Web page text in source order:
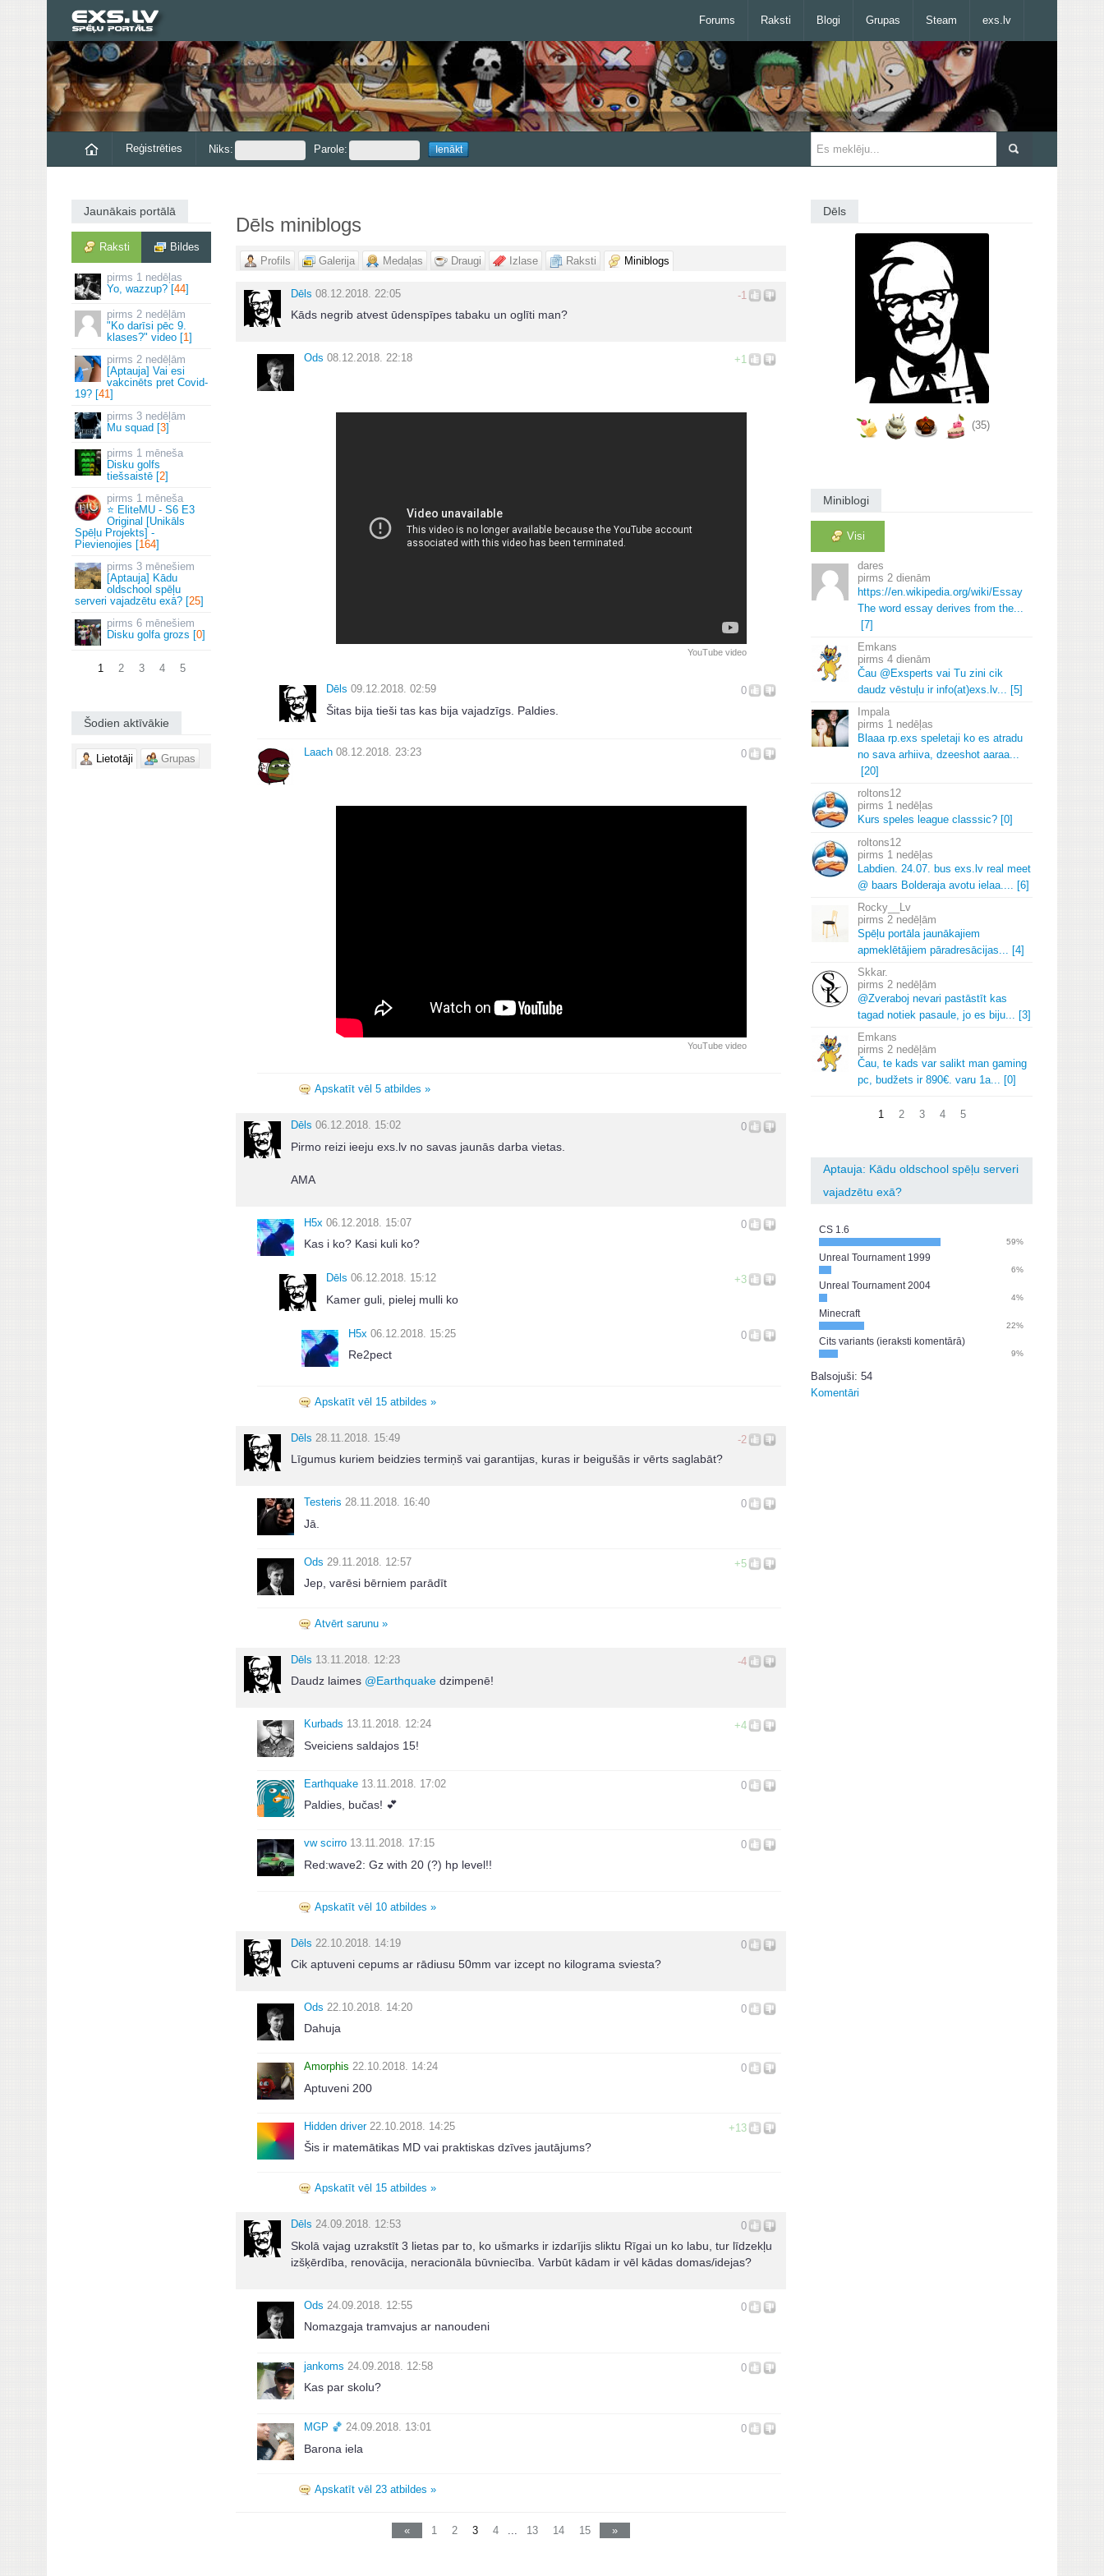
Forums Raksti Blogi Grupas Steam exs.lv
Reģistrēties Niks: Parole:
Jaunākais portālā
Raksti Bildes
1 nedēļas
Yo, wazzup? [44]
2 nedēļām
"Ko darīsi pēc 9.
klases?" video [1]
2 nedēļām
[Aptauja] Vai esi
vakcinēts pret Covid-
19? [41]
3 nedēļām
Mu squad [3]
1 mēneša
Disku golfs
tiešsaistē [2]
1 mēneša
⭐ EliteMU - S6 E3
Original [Unikāls
Spēļu Projekts] -
Pievienojies [164]
3 mēnešiem
[Aptauja] Kādu
oldschool spēļu
serveri vajadzētu exā? [25]
6 mēnešiem
Disku golfa grozs [0]
1 2 3 4 5
Šodien aktīvākie
Lietotāji Grupas
Dēls miniblogs
Profils Galerija Medaļas Draugi Izlase Raksti Miniblogs
-1
Dēls 08.12.2018. 22:05
Kāds negrib atvest ūdenspīpes tabaku un oglīti man?
+1
Ods 08.12.2018. 22:18
YouTube video
0
Dēls 09.12.2018. 02:59
Šitas bija tieši tas kas bija vajadzīgs. Paldies.
0
Laach 08.12.2018. 23:23
YouTube video
Apskatīt vēl 5 atbildes »
0
Dēls 06.12.2018. 15:02
Pirmo reizi ieeju exs.lv no savas jaunās darba vietas.
AMA
0
H5x 06.12.2018. 15:07
Kas i ko? Kasi kuli ko?
+3
Dēls 06.12.2018. 15:12
Kamer guli, pielej mulli ko
0
H5x 06.12.2018. 15:25
Re2pect
Apskatīt vēl 15 atbildes »
-2
Dēls 28.11.2018. 15:49
Līgumus kuriem beidzies termiņš vai garantijas, kuras ir beigušās ir vērts saglabāt?
0
Testeris 28.11.2018. 16:40
Jā.
+5
Ods 29.11.2018. 12:57
Jep, varēsi bērniem parādīt
Atvērt sarunu »
-4
Dēls 13.11.2018. 12:23
Daudz laimes @Earthquake dzimpenē!
+4
Kurbads 13.11.2018. 12:24
Sveiciens saldajos 15!
0
Earthquake 13.11.2018. 17:02
Paldies, bučas! 💕
0
vw scirro 13.11.2018. 17:15
Red:wave2: Gz with 20 (?) hp level!!
Apskatīt vēl 10 atbildes »
0
Dēls 22.10.2018. 14:19
Cik aptuveni cepums ar rādiusu 50mm var izcept no kilograma sviesta?
0
Ods 22.10.2018. 14:20
Dahuja
0
Amorphis 22.10.2018. 14:24
Aptuveni 200
+13
Hidden driver 22.10.2018. 14:25
Šis ir matemātikas MD vai praktiskas dzīves jautājums?
Apskatīt vēl 15 atbildes »
0
Dēls 24.09.2018. 12:53
Skolā vajag uzrakstīt 3 lietas par to, ko ušmarks ir izdarījis sliktu Rīgai un ko labu, tur līdzekļu
izšķērdība, renovācija, neracionāla būvniecība. Varbūt kādam ir vēl kādas domas/idejas?
0
Ods 24.09.2018. 12:55
Nomazgaja tramvajus ar nanoudeni
0
jankoms 24.09.2018. 12:58
Kas par skolu?
0
MGΡ 🏀 24.09.2018. 13:01
Barona iela
Apskatīt vēl 23 atbildes »
« 1 2 3 4 ... 13 14 15 »
Dēls
(35)
Miniblogi
Visi
dares
2 dienām
https://en.wikipedia.org/wiki/Essay
The word essay derives from the...
[7]
Emkans
4 dienām
Čau @Exsperts vai Tu zini cik
daudz vēstuļu ir info(at)exs. lv... [5]
Impala
1 nedēļas
Blaaa rp.exs speletaji ko es atradu
no sava arhiiva, dzeeshot aaraa...
[20]
roltons12
1 nedēļas
Kurs speles league classsic? [0]
roltons12
1 nedēļas
Labdien. 24.07. bus exs. lv real meet
@ baars Bolderaja avotu ielaa.... [6]
Rocky__Lv
2 nedēļām
Spēļu portāla jaunākajiem
apmeklētājiem pāradresācijas... [4]
Skkar.
2 nedēļām
@Zveraboj nevari pastāstīt kas
tagad notiek pasaule, jo es biju... [3]
Emkans
2 nedēļām
Čau, te kads var salikt man gaming
pc, budžets ir 890€. varu 1a... [0]
1 2 3 4 5
Aptauja: Kādu oldschool spēļu serveri
vajadzētu exā?
CS 1.6
59%
Unreal Tournament 1999
6%
Unreal Tournament 2004
4%
Minecraft
22%
Cits variants (ieraksti komentārā)
9%
Balsojuši: 54
Komentāri